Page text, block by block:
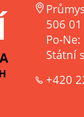
506 01
Po-
Státní
+420